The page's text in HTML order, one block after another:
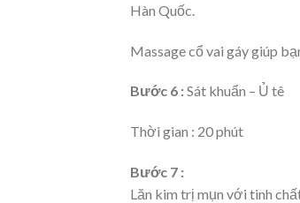
Hàn Quốc.
Massage cổ vai gáy giúp
Bước 6 :Sát khuẩn – Ủ tê
Thời gian : 20 phút
Bước 7 :
Lăn kim trị mụn với tinh